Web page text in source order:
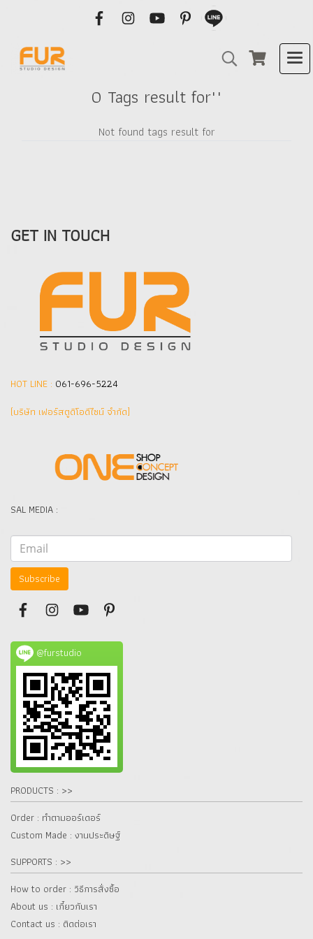
0 Tags result for""
Not found tags result for
GET IN TOUCH
HOT LINE : 061-696-5224
(บริษัท เฟอร์สตูดิโอดีไซน์ จำกัด]
SAL MEDIA :
Subscribe
@furstudio
PRODUCTS : >>
Order : ทำตามออร์เดอร์
Custom Made : งานประดิษฐ์
SUPPORTS : >>
How to order : วิธีการสั่งซื้อ
About us : เกี๋ยวกับเรา
Contact us : ติดต่อเรา